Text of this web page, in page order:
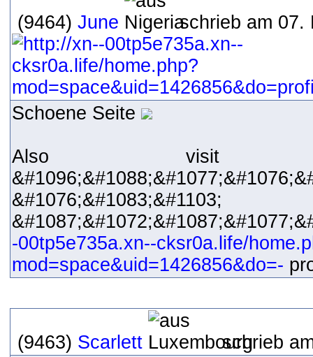
(9464) June schrieb am 07.
Schoene Seite
Also visit
&#1076;&#1083;&#1103;
-00tp5e735a.xn--cksr0a.life/
mod=space&uid=1426856&do=-
(9463) Scarlett
schrieb